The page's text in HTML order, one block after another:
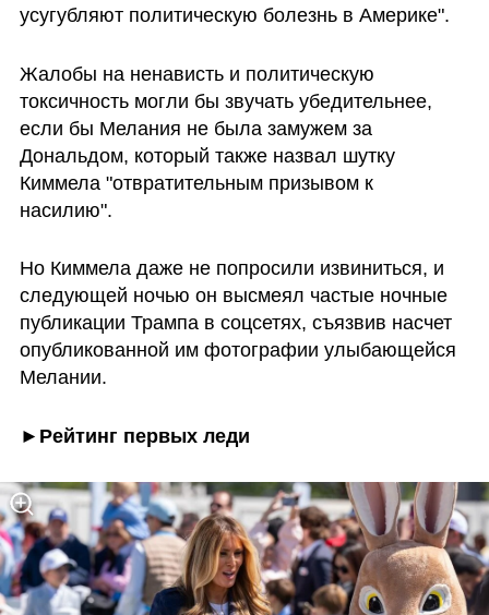
усугубляют политическую болезнь в Америке".
Жалобы на ненависть и политическую
токсичность могли бы звучать убедительнее,
если бы Мелания не была замужем за
Дональдом, который также назвал шутку
Киммела "отвратительным призывом к
насилию".
Но Киммела даже не попросили извиниться, и
следующей ночью он высмеял частые ночные
публикации Трампа в соцсетях, съязвив насчет
опубликованной им фотографии улыбающейся
Мелании.
►Рейтинг первых леди